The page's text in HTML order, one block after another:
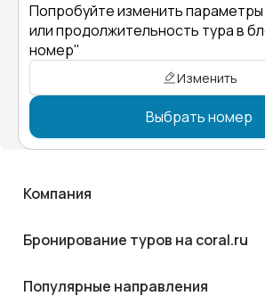
Попробуйте изменить параметры
или продолжительность тура в
номер"
Изменить
Выбрать номер
Компания
Бронирование туров на coral.ru
Популярные направления